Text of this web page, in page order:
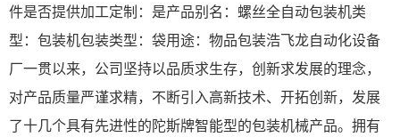
件是否提供加工定制：是产品别名：螺丝全自动包装机类
型：包装机包装类型：袋用途：物品包装浩飞龙自动化设备
厂一贯以来，公司坚持以品质求生存，创新求发展的理念，
对产品质量严谨求精，不断引入高新技术、开拓创新，发展
了十几个具有先进性的陀斯牌智能型的包装机械产品。拥有